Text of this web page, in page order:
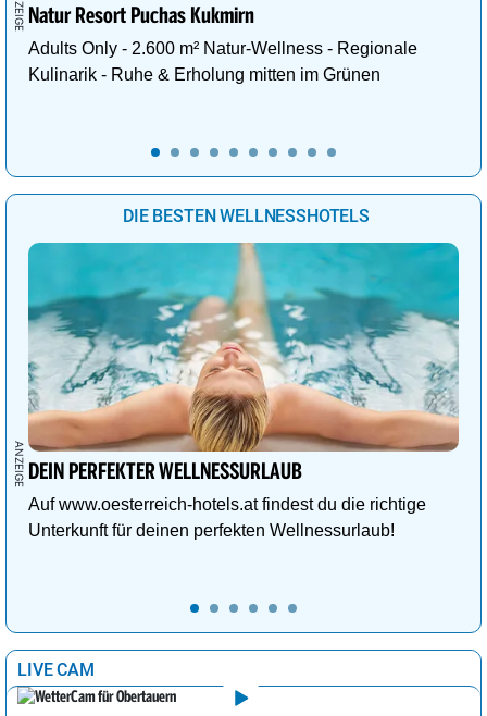
Natur Resort Puchas Kukmirn
Adults Only - 2.600 m² Natur-Wellness - Regionale
Kulinarik - Ruhe & Erholung mitten im Grünen
DIE BESTEN WELLNESSHOTELS
DEIN PERFEKTER WELLNESSURLAUB
Auf www.oesterreich-hotels.at findest du die richtige
Unterkunft für deinen perfekten Wellnessurlaub!
LIVE CAM